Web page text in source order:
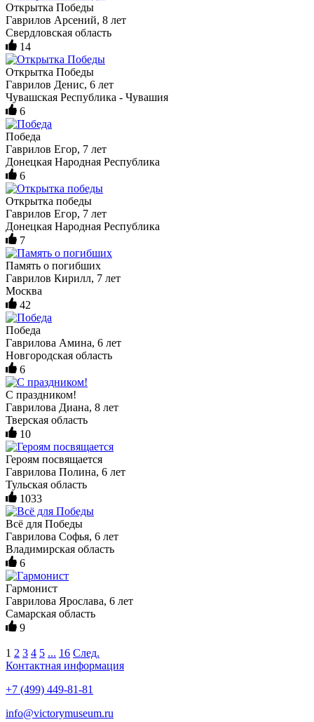
Открытка Победы
Гаврилов Арсений, 8 лет
Свердловская область
14
Открытка Победы
Гаврилов Денис, 6 лет
Чувашская Республика - Чувашия
6
Победа
Гаврилов Егор, 7 лет
Донецкая Народная Республика
6
Открытка победы
Гаврилов Егор, 7 лет
Донецкая Народная Республика
7
Память о погибших
Гаврилов Кирилл, 7 лет
Москва
42
Победа
Гаврилова Амина, 6 лет
Новгородская область
6
С праздником!
Гаврилова Диана, 8 лет
Тверская область
10
Героям посвящается
Гаврилова Полина, 6 лет
Тульская область
1033
Всё для Победы
Гаврилова Софья, 6 лет
Владимирская область
6
Гармонист
Гаврилова Ярослава, 6 лет
Самарская область
9
1 2 3 4 5 ... 16 След.
Контактная информация
+7 (499) 449-81-81
info@victorymuseum.ru